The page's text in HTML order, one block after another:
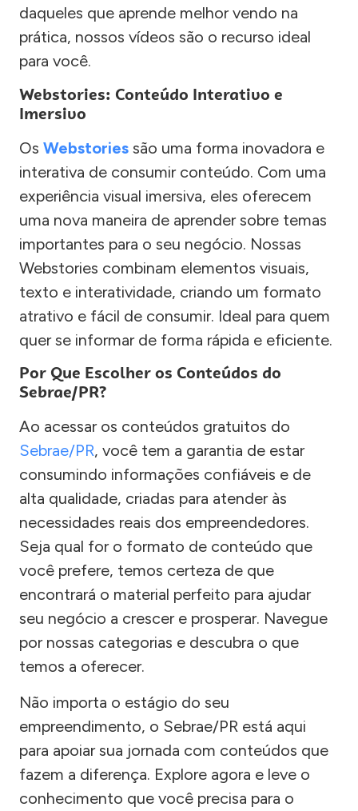
daqueles que aprende melhor vendo na
prática, nossos vídeos são o recurso ideal
para você.
Webstories: Conteúdo Interativo e
Imersivo
Os Webstories são uma forma inovadora e
interativa de consumir conteúdo. Com uma
experiência visual imersiva, eles oferecem
uma nova maneira de aprender sobre temas
importantes para o seu negócio. Nossas
Webstories combinam elementos visuais,
texto e interatividade, criando um formato
atrativo e fácil de consumir. Ideal para quem
quer se informar de forma rápida e eficiente.
Por Que Escolher os Conteúdos do
Sebrae/PR?
Ao acessar os conteúdos gratuitos do
Sebrae/PR, você tem a garantia de estar
consumindo informações confiáveis e de
alta qualidade, criadas para atender às
necessidades reais dos empreendedores.
Seja qual for o formato de conteúdo que
você prefere, temos certeza de que
encontrará o material perfeito para ajudar
seu negócio a crescer e prosperar. Navegue
por nossas categorias e descubra o que
temos a oferecer.
Não importa o estágio do seu
empreendimento, o Sebrae/PR está aqui
para apoiar sua jornada com conteúdos que
fazem a diferença. Explore agora e leve o
conhecimento que você precisa para o